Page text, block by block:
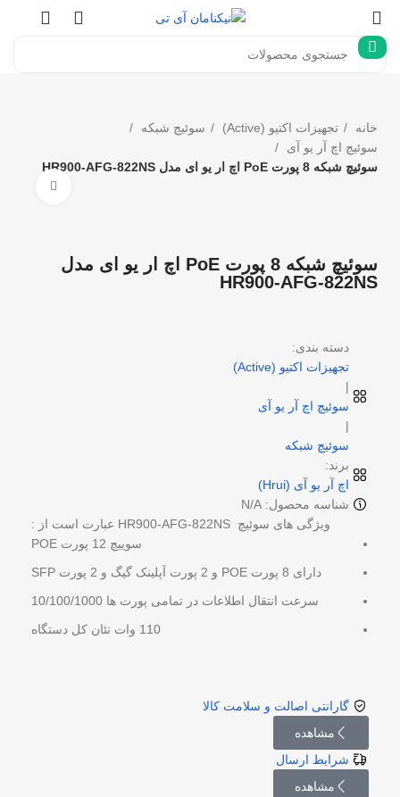
خانه تجهیزات اکتیو (Active)
سوئیچ شبکه
سوئیچ اچ آر یو آی
سوئیچ شبکه 8 پورت PoE اچ ار یو ای مدل HR900-AFG-822NS
سوئیچ شبکه 8 پورت PoE اچ ار یو ای مدل
HR900-AFG-822NS
دسته بندی:
تجهیزات اکتیو (Active)
|
سوئیچ اچ آر یو آی
|
سوئیچ شبکه
برند:
اچ آر یو آی (Hrui)
شناسه محصول: N/A
ویژگی های سوئیچ HR900-AFG-822NS عبارت است از :
سوییچ 12 پورت POE
دارای 8 پورت POE و 2 پورت آپلینک گیگ و 2 پورت SFP
سرعت انتقال اطلاعات در تمامی پورت ها 10/100/1000
110 وات تئان کل دستگاه
گارانتی اصالت و سلامت کالا
مشاهده
شرایط ارسال
مشاهده